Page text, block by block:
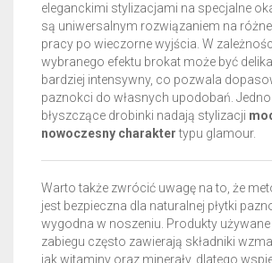
eleganckimi stylizacjami na specjalne
są uniwersalnym rozwiązaniem na
pracy po wieczorne wyjścia. W
wybranego efektu brokat może być
bardziej intensywny, co pozwala
paznokci do własnych upodobań.
błyszczące drobinki nadają stylizacji
nowoczesny charaktertypu glamour.
Warto także zwrócić uwagę na to, że
jest bezpieczna dla naturalnej płytki
wygodna w noszeniu. Produkty
zabiegu często zawierają składniki
jak witaminy oraz minerały, dlatego